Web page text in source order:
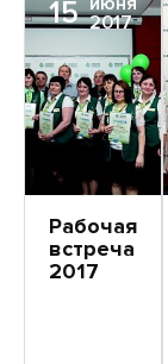
15 2017
Рабочая
встреча
2017